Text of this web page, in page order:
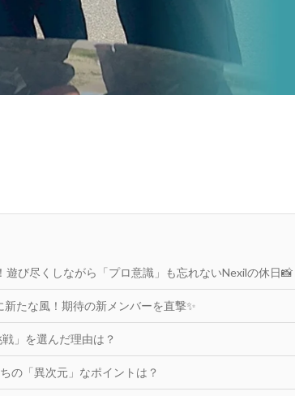
遊び尽くしながら「プロ意識」も忘れないNexilの休日📸
たな風！期待の新メンバーを直撃✨
」を選んだ理由は？
の「異次元」なポイントは？